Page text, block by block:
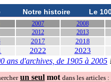
Notre histoire Le
2007
2008
2012 2013
2017 2018
2022 2023
ans d'archives, de 1905 à 2005
un seul mot dans les articles :